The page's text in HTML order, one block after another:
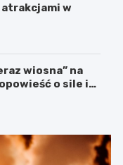
atrakcjami w
wiosna” na
o sile i